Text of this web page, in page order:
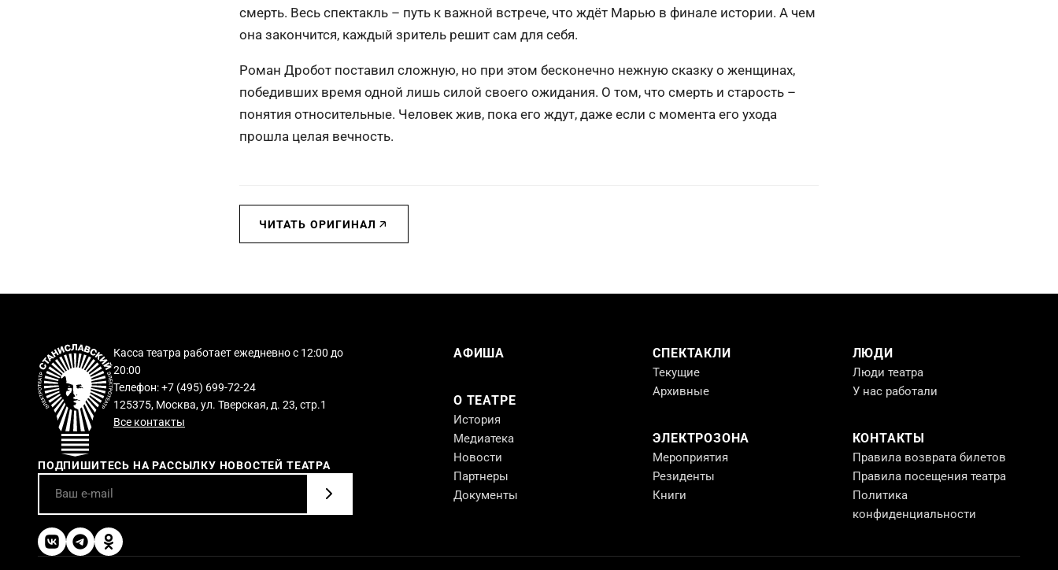
смерть. Весь спектакль – путь к важной встрече, что ждёт Марью в финале истории. А чем
она закончится, каждый зритель решит сам для себя.
Роман Дробот поставил сложную, но при этом бесконечно нежную сказку о женщинах,
победивших время одной лишь силой своего ожидания. О том, что смерть и старость –
понятия относительные. Человек жив, пока его ждут, даже если с момента его ухода
прошла целая вечность.
ЧИТАТЬ ОРИГИНАЛ
Касса театра работает ежедневно с 12:00 до
20:00
Телефон: +7 (495) 699-72-24
125375, Москва, ул. Тверская, д. 23, стр.1
Все контакты
ПОДПИШИТЕСЬ НА РАССЫЛКУ НОВОСТЕЙ ТЕАТРА
АФИША
О ТЕАТРЕ
История
Медиатека
Новости
Партнеры
Документы
СПЕКТАКЛИ
Текущие
Архивные
ЭЛЕКТРОЗОНА
Мероприятия
Резиденты
Книги
ЛЮДИ
Люди театра
У нас работали
КОНТАКТЫ
Правила возврата билетов
Правила посещения театра
Политика
конфиденциальности